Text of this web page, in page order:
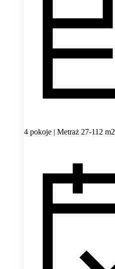
4 pokoje | Metraż 27-112 m2